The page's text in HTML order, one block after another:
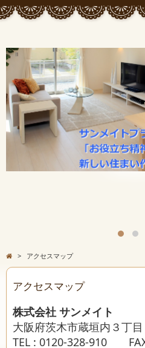
> アクセスマップ
アクセスマップ
株式会社 サンメイト
大阪府茨木市蔵垣内３丁
TEL : 0120-328-910